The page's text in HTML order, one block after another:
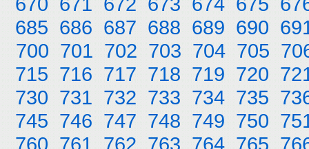
685 686 687 688 689 690
700 701 702 703 704 705
715 716 717 718 719 720
730 731 732 733 734 735
745 746 747 748 749 750
760 761 762 763 764 765